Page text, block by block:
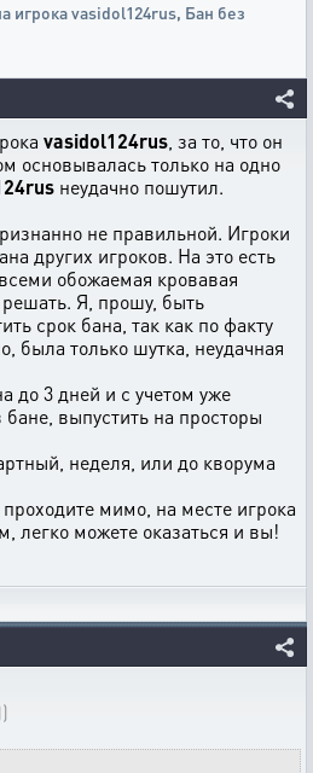
игрока vasidol124rus, Бан без
vasidol124rus , за то, что он
основывалась только на одно
неудачно пошутил.
не правильной. Игроки
других игроков. На это есть
обожаемая кровавая
Я, прошу, быть
срок бана, так как по факту
была только шутка, неудачная
до 3 дней и с учетом уже
выпустить на просторы
неделя, или до кворума
мимо, на месте игрока
легко можете оказаться и вы!